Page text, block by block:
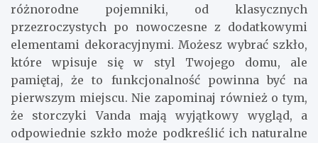
różnorodne pojemniki, od klasycznych
przezroczystych po nowoczesne z dodatkowymi
elementami dekoracyjnymi. Możesz wybrać szkło,
które wpisuje się w styl Twojego domu, ale
pamiętaj, że to funkcjonalność powinna być na
pierwszym miejscu. Nie zapominaj również o tym,
że storczyki Vanda mają wyjątkowy wygląd, a
odpowiednie szkło może podkreślić ich naturalne